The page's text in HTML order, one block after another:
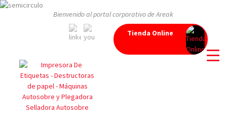
Bienvenido al portal corporativo de Areak
Tienda Online